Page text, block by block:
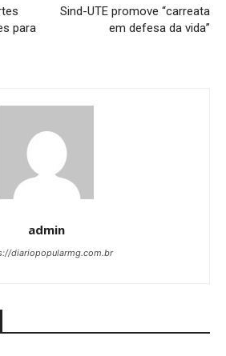
para
Sind-UTE promove “carreata
em defesa da vida”
admin
diariopopularmg.com.br